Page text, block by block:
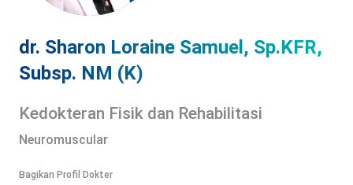
dr. Sharon Loraine Samuel, Sp.KFR,
Subsp. NM (K)
Kedokteran Fisik dan Rehabilitasi
Neuromuscular
Bagikan Profil Dokter